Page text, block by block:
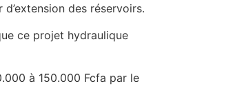
des réservoirs.
ce projet hydraulique
à 150.000 Fcfa par le